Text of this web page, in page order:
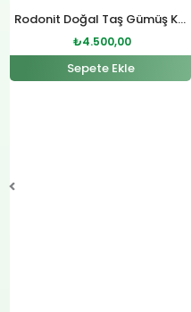
Rodonit Doğal Taş Gümüş Kolye
₺4.800,00.
₺4.500,00
₺4.500,00.
Sepete Ekle